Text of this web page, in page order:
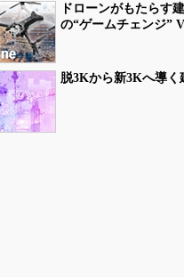
ドローンがもたらす
の“ゲームチェンジ”
脱3Kから新3Kへ導く